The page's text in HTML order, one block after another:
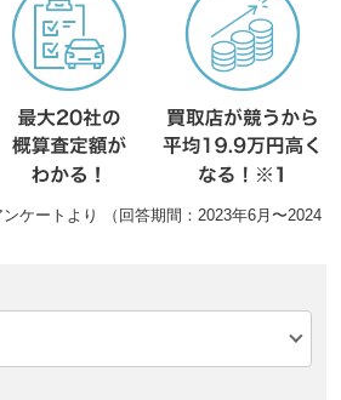
ケートより （回答期間：2023年6月〜2024